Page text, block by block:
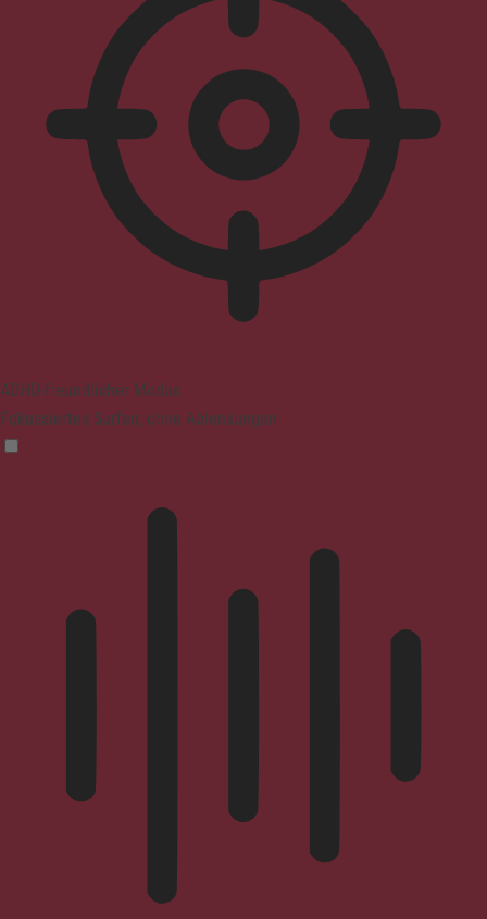
ADHD-freundlicher Modus
Fokussiertes Surfen, ohne Ablenkungen